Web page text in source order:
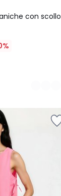
con scollo